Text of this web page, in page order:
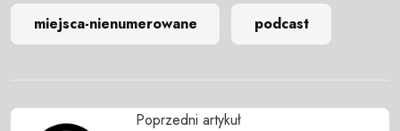
miejsca-nienumerowane podcast
Poprzedni artykuł